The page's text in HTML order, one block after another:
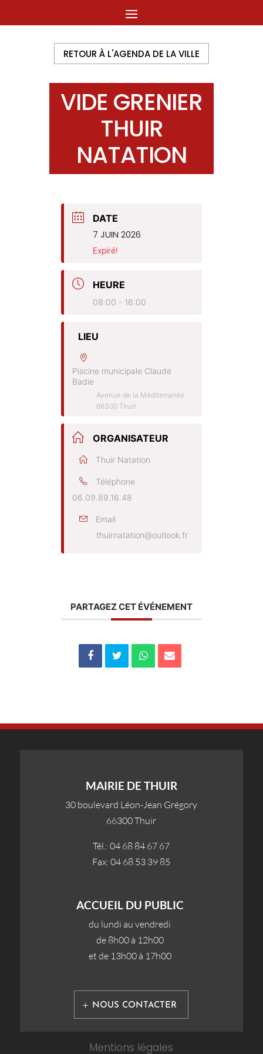
RETOUR À L'AGENDA DE LA VILLE
VIDE GRENIER
THUIR
NATATION
DATE
7 JUIN 2026
Expiré!
HEURE
08:00 - 16:00
LIEU
Piscine municipale Claude
Badie
Avenue de la Méditerranée
66300 Thuir
ORGANISATEUR
Thuir Natation
Téléphone
06.09.89.16.48
Email
thuirnatation@outlook.fr
PARTAGEZ CET ÉVÉNEMENT
MAIRIE DE THUIR
30 boulevard Léon-Jean Grégory
66300 Thuir
Tél.: 04 68 84 67 67
Fax: 04 68 53 39 85
ACCUEIL DU PUBLIC
du lundi au vendredi
de 8h00 à 12h00
et de 13h00 à 17h00
NOUS CONTACTER
Mentions légales